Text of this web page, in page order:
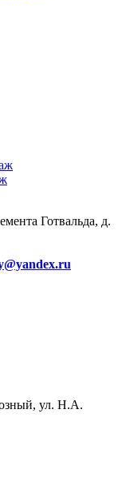
Готвальда, д.
ул. Н.А.